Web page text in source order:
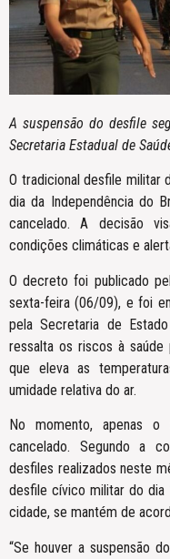
A suspensão do desfile
Secretaria Estadual de
O tradicional desfile militar
dia da Independência do
cancelado. A decisão
condições climáticas e
O decreto foi publicado
sexta-feira (06/09), e foi
pela Secretaria de
ressalta os riscos à saúde
que eleva as
umidade relativa do ar.
No momento, apenas
cancelado. Segundo a
desfiles realizados neste
desfile cívico militar do dia
cidade, se mantém de
“Se houver a suspensão